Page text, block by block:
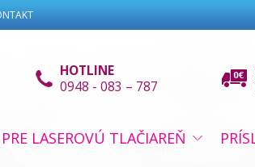
HOTLINE
0948 - 083 – 787
PRE LASEROVÚ TLAČIAREŇ